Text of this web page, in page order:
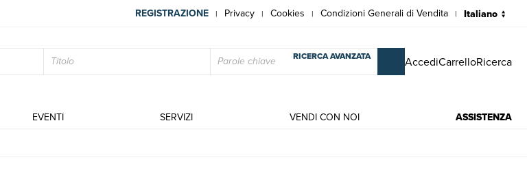
REGISTRAZIONE | Privacy | Cookies | Condizioni Generali di Vendita |
RICERCA AVANZATA AccediCarrelloRicerca
EVENTI SERVIZI VENDI CON NOI ASSISTENZA